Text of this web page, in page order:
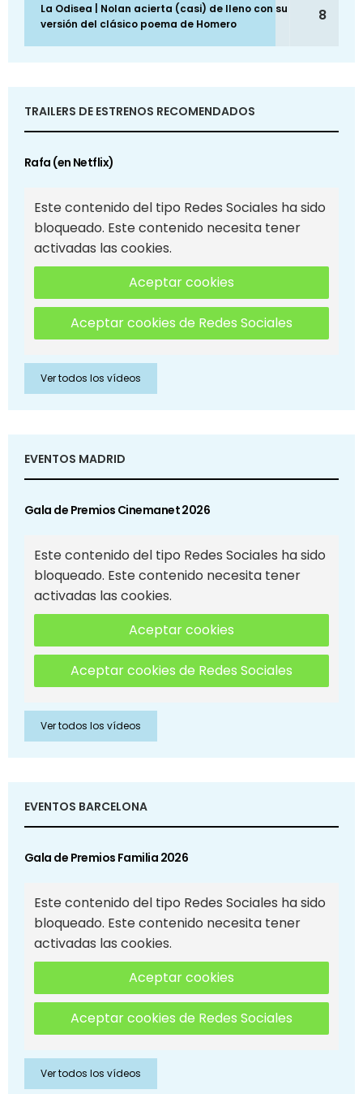
La Odisea | Nolan acierta (casi) de lleno con su
versión del clásico poema de Homero
8
TRAILERS DE ESTRENOS RECOMENDADOS
Rafa (en Netflix)
Este contenido del tipo Redes Sociales ha sido
bloqueado. Este contenido necesita tener
activadas las cookies.
Aceptar cookies
Aceptar cookies de Redes Sociales
Ver todos los vídeos
EVENTOS MADRID
Gala de Premios Cinemanet 2026
Este contenido del tipo Redes Sociales ha sido
bloqueado. Este contenido necesita tener
activadas las cookies.
Aceptar cookies
Aceptar cookies de Redes Sociales
Ver todos los vídeos
EVENTOS BARCELONA
Gala de Premios Familia 2026
Este contenido del tipo Redes Sociales ha sido
bloqueado. Este contenido necesita tener
activadas las cookies.
Aceptar cookies
Aceptar cookies de Redes Sociales
Ver todos los vídeos